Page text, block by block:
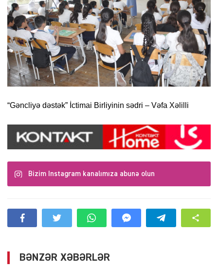
“Gəncliyə dəstək” İctimai Birliyinin sədri – Vəfa Xəlilli
Bizim Instagram kanalımıza abunə olun
BƏNZƏR XƏBƏRLƏR